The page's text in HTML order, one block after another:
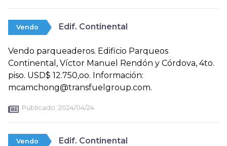
Vendo Edif. Continental
Vendo parqueaderos. Edificio Parqueos
Continental, Víctor Manuel Rendón y Córdova, 4to.
piso. USD$ 12.750,oo. Información:
mcamchong@transfuelgroup.com.
Publicado: 2024/04/24
Vendo Edif. Continental